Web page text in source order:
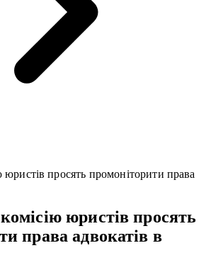
просять промоніторити права
юристів просять
права адвокатів в